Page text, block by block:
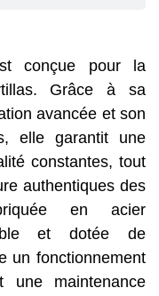
conçue pour la
Grâce à sa
avancée et son
elle garantit une
constantes, tout
authentiques des
en acier
et dotée de
un fonctionnement
maintenance